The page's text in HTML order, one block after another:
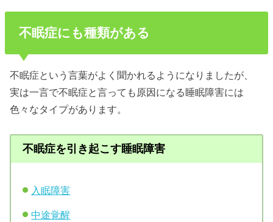
不眠症にも種類がある
不眠症という言葉がよく聞かれるようになりましたが、
実は一言で不眠症と言っても原因になる睡眠障害には
色々なタイプがあります。
不眠症を引き起こす睡眠障害
入眠障害
中途覚醒